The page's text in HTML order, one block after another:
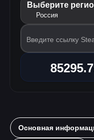
Выберите
Россия
Введите ссылку
Основная